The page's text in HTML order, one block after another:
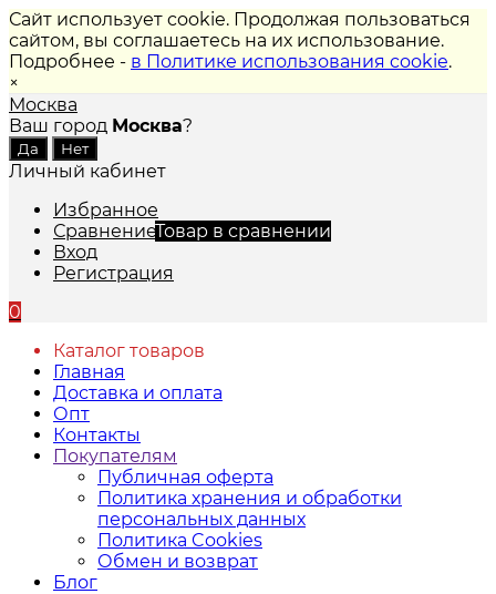
Сайт использует cookie. Продолжая пользоваться
сайтом, вы соглашаетесь на их использование.
Подробнее - в Политике использования cookie.
×
Москва
Ваш город Москва?
Личный кабинет
Избранное
СравнениеТовар в сравнении
Вход
Регистрация
0
Каталог товаров
Главная
Доставка и оплата
Опт
Контакты
Покупателям
Публичная оферта
Политика хранения и обработки
персональных данных
Политика Cookies
Обмен и возврат
Блог